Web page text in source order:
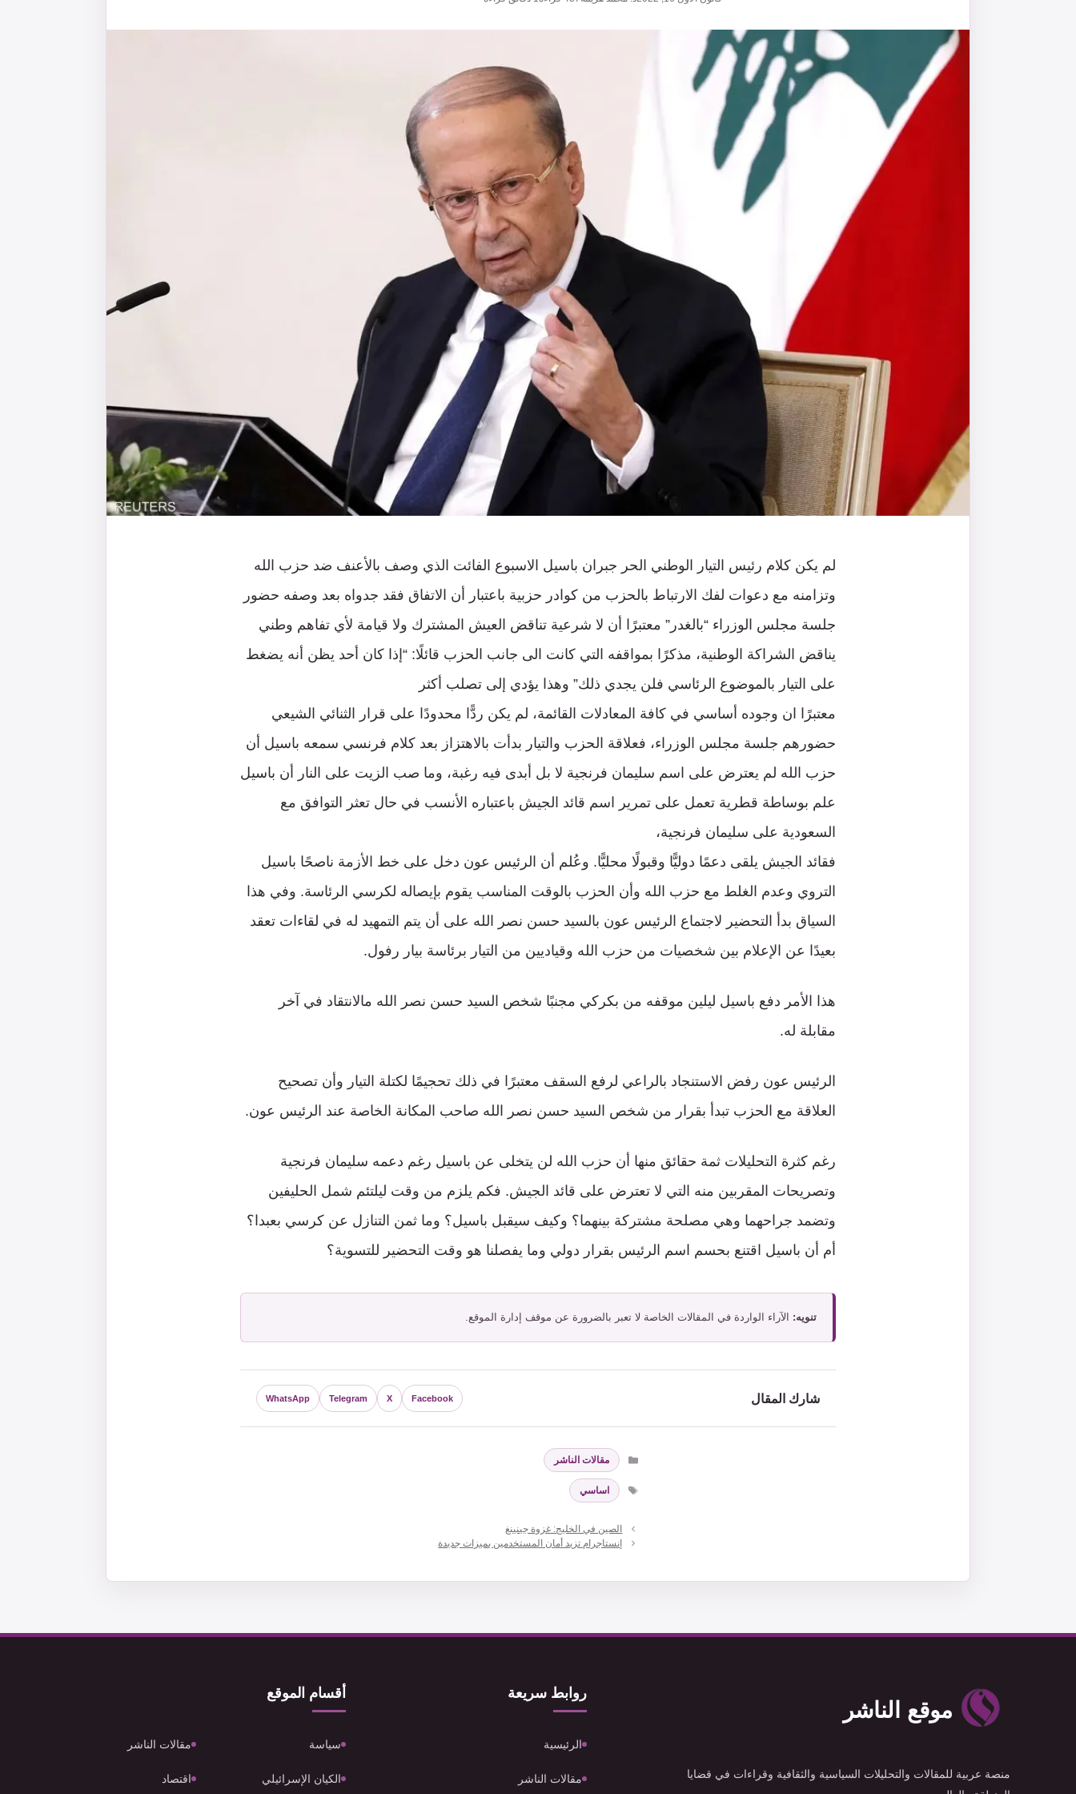
لم يكن كلام رئيس التيار الوطني الحر جبران باسيل الاسبوع الفائت الذي وصف بالأعنف ضد حزب الله
وتزامنه مع دعوات لفك الارتباط بالحزب من كوادر حزبية باعتبار أن الاتفاق فقد جدواه بعد وصفه حضور
جلسة مجلس الوزراء “بالغدر” معتبرًا أن لا شرعية تناقض العيش المشترك ولا قيامة لأي تفاهم وطني
يناقض الشراكة الوطنية، مذكرًا بمواقفه التي كانت الى جانب الحزب قائلًا: “إذا كان أحد يظن أنه يضغط
على التيار بالموضوع الرئاسي فلن يجدي ذلك” وهذا يؤدي إلى تصلب أكثر
معتبرًا ان وجوده أساسي في كافة المعادلات القائمة، لم يكن ردًّا محدودًا على قرار الثنائي الشيعي
حضورهم جلسة مجلس الوزراء، فعلاقة الحزب والتيار بدأت بالاهتزاز بعد كلام فرنسي سمعه باسيل أن
حزب الله لم يعترض على اسم سليمان فرنجية لا بل أبدى فيه رغبة، وما صب الزيت على النار أن باسيل
علم بوساطة قطرية تعمل على تمرير اسم قائد الجيش باعتباره الأنسب في حال تعثر التوافق مع
السعودية على سليمان فرنجية،
فقائد الجيش يلقى دعمًا دوليًّا وقبولًا محليًّا. وعُلم أن الرئيس عون دخل على خط الأزمة ناصحًا باسيل
التروي وعدم الغلط مع حزب الله وأن الحزب بالوقت المناسب يقوم بإيصاله لكرسي الرئاسة. وفي هذا
السياق بدأ التحضير لاجتماع الرئيس عون بالسيد حسن نصر الله على أن يتم التمهيد له في لقاءات تعقد
بعيدًا عن الإعلام بين شخصيات من حزب الله وقياديين من التيار برئاسة بيار رفول.
هذا الأمر دفع باسيل ليلين موقفه من بكركي مجنبًا شخص السيد حسن نصر الله مالانتقاد في آخر
مقابلة له.
الرئيس عون رفض الاستنجاد بالراعي لرفع السقف معتبرًا في ذلك تحجيمًا لكتلة التيار وأن تصحيح
العلاقة مع الحزب تبدأ بقرار من شخص السيد حسن نصر الله صاحب المكانة الخاصة عند الرئيس عون.
رغم كثرة التحليلات ثمة حقائق منها أن حزب الله لن يتخلى عن باسيل رغم دعمه سليمان فرنجية
وتصريحات المقربين منه التي لا تعترض على قائد الجيش. فكم يلزم من وقت ليلتئم شمل الحليفين
وتضمد جراحهما وهي مصلحة مشتركة بينهما؟ وكيف سيقبل باسيل؟ وما ثمن التنازل عن كرسي بعبدا؟
أم أن باسيل اقتنع بحسم اسم الرئيس بقرار دولي وما يفصلنا هو وقت التحضير للتسوية؟
تنويه: الآراء الواردة في المقالات الخاصة لا تعبر بالضرورة عن موقف إدارة الموقع.
شارك المقال Facebook
X
Telegram
WhatsApp
التصنيفات
مقالات الناشر
الوسوم
اساسي
الصين في الخليج: غزوة جينينغ
إنستاجرام تزيد أمان المستخدمين بميزات جديدة
موقع الناشر
منصة عربية للمقالات والتحليلات السياسية والثقافية وقراءات في قضايا
روابط سريعة
الرئيسية
مقالات الناشر
أقسام الموقع
سياسة مقالات الناشر
الكيان الإسرائيلي اقتصاد